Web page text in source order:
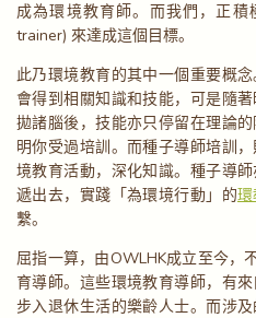
成為環境教育師。而我們，正
trainer) 來達成這個目標。
此乃環境教育的其中一個重要概
會得到相關知識和技能，可是隨
拋諸腦後，技能亦只停留在理論
明你受過培訓。而種子導師培訓
境教育活動，深化知識。種子導
遞出去，實踐「為環境行動」的
繫。
屈指一算，由OWLHK成立至今，
育導師。這些環境教育導師，有
步入退休生活的樂齡人士。而涉